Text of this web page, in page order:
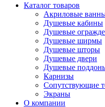
Каталог товаров
Акриловые
Душевые кабины
Душевые
Душевые ширмы
Душевые шторы
Душевые двери
Душевые
Карнизы
Сопутствующие
Экраны
О компании